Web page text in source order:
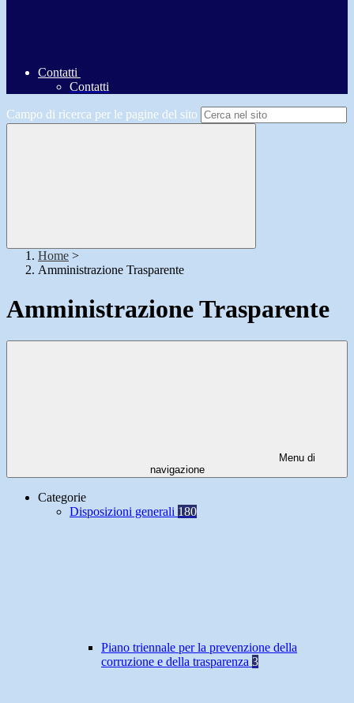
Contatti
Contatti
Campo di ricerca per le pagine del sito
Home >
Amministrazione Trasparente
Amministrazione Trasparente
Menu di
navigazione
Categorie
Disposizioni generali 180
Piano triennale per la prevenzione della
corruzione e della trasparenza 3